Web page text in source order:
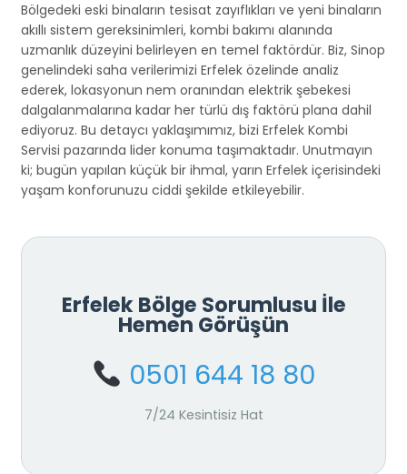
Bölgedeki eski binaların tesisat zayıflıkları ve yeni binaların
akıllı sistem gereksinimleri, kombi bakımı alanında
uzmanlık düzeyini belirleyen en temel faktördür. Biz, Sinop
genelindeki saha verilerimizi Erfelek özelinde analiz
ederek, lokasyonun nem oranından elektrik şebekesi
dalgalanmalarına kadar her türlü dış faktörü plana dahil
ediyoruz. Bu detaycı yaklaşımımız, bizi Erfelek Kombi
Servisi pazarında lider konuma taşımaktadır. Unutmayın
ki; bugün yapılan küçük bir ihmal, yarın Erfelek içerisindeki
yaşam konforunuzu ciddi şekilde etkileyebilir.
Erfelek Bölge Sorumlusu İle
Hemen Görüşün
0501 644 18 80
7/24 Kesintisiz Hat